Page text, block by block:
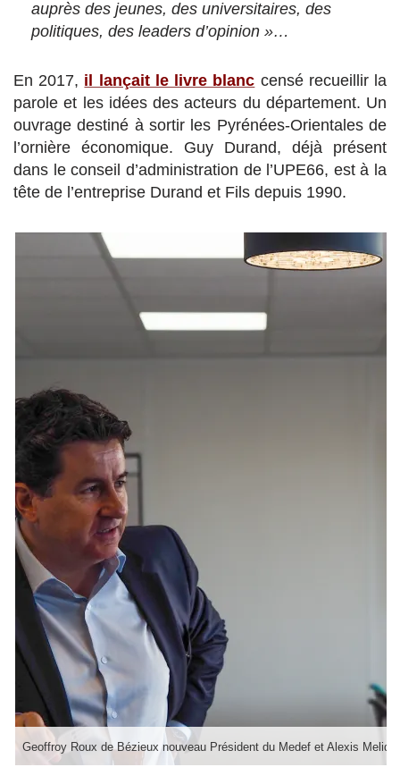
auprès des jeunes, des universitaires, des
politiques, des leaders d’opinion »…
En 2017, il lançait le livre blanc censé recueillir la
parole et les idées des acteurs du département. Un
ouvrage destiné à sortir les Pyrénées-Orientales de
l’ornière économique. Guy Durand, déjà présent
dans le conseil d’administration de l’UPE66, est à la
tête de l’entreprise Durand et Fils depuis 1990.
Geoffroy Roux de Bézieux nouveau Président du Medef et Alexis